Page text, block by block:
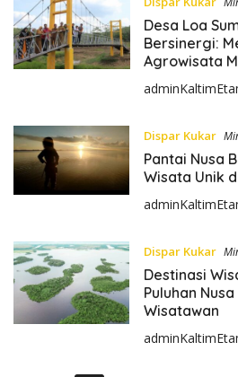
Desa Loa
Bersinergi:
Agrowisata
Alam di Kutai
Dispar Kukar
Pantai Nusa
Wisata Unik
Dispar Kukar
Destinasi
Puluhan
Wisatawan